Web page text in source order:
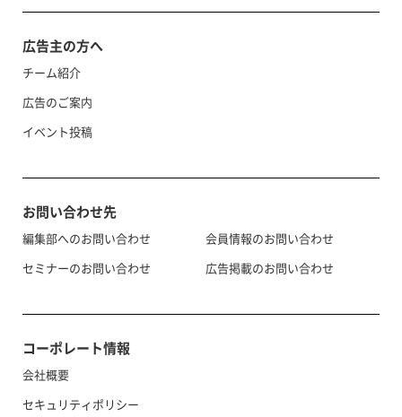
広告主の方へ
チーム紹介
広告のご案内
イベント投稿
お問い合わせ先
編集部へのお問い合わせ
セミナーのお問い合わせ
会員情報のお問い合わせ
広告掲載のお問い合わせ
コーポレート情報
会社概要
セキュリティポリシー